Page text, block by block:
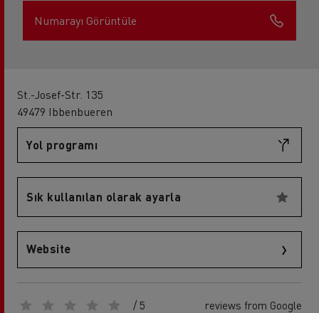
Numarayı Görüntüle
St.-Josef-Str. 135
49479 Ibbenbueren
Yol programı
Sık kullanılan olarak ayarla
Website
/ 5 reviews from Google